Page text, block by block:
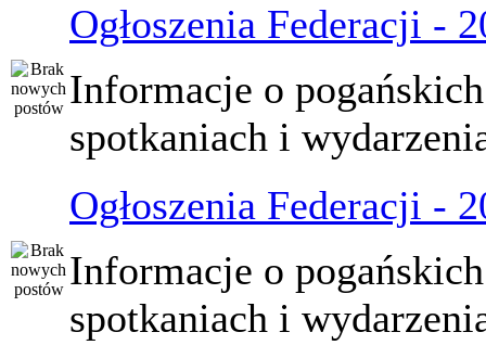
Ogłoszenia Federacji -
Informacje o pogańskich
spotkaniach i
Ogłoszenia Federacji -
Informacje o pogańskich
spotkaniach i